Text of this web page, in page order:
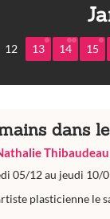
12 13 14 15
dans
Thibaudeau
05/12 au jeudi 10/
plasticienne le